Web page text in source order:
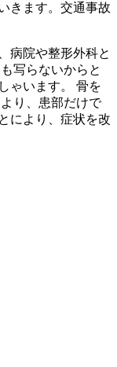
きます。交通事故
病院や整形外科と
写らないからと
ゃいます。 骨を
り、患部だけで
により、症状を改